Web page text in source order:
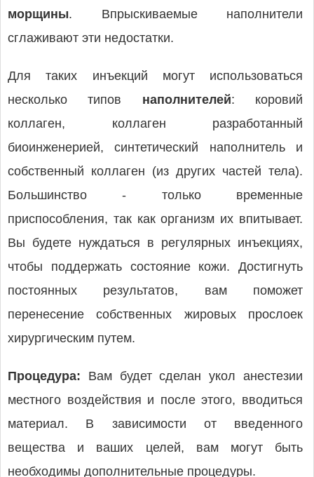
морщины. Впрыскиваемые наполнители
сглаживают эти недостатки.
Для таких инъекций могут использоваться
несколько типов наполнителей: коровий
коллаген, коллаген разработанный
биоинженерией, синтетический наполнитель и
собственный коллаген (из других частей тела).
Большинство - только временные
приспособления, так как организм их впитывает.
Вы будете нуждаться в регулярных инъекциях,
чтобы поддержать состояние кожи. Достигнуть
постоянных результатов, вам поможет
перенесение собственных жировых прослоек
хирургическим путем.
Процедура: Вам будет сделан укол анестезии
местного воздействия и после этого, вводиться
материал. В зависимости от введенного
вещества и ваших целей, вам могут быть
необходимы дополнительные процедуры.